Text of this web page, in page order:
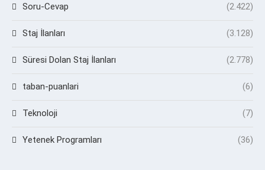
Soru-Cevap (2.422)
Staj İlanları (3.128)
Süresi Dolan Staj İlanları (2.778)
taban-puanlari (6)
Teknoloji (7)
Yetenek Programları (36)